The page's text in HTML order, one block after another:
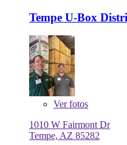
Tempe U-Box
Verfotos
1010 W Fairmont Dr
Tempe, AZ 85282